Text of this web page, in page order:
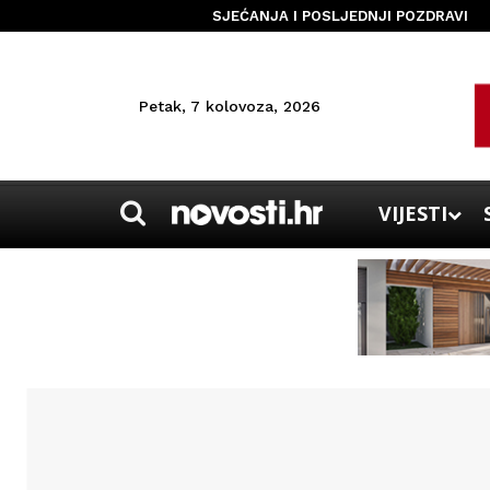
SJEĆANJA I POSLJEDNJI POZDRAVI
Petak, 7 kolovoza, 2026
VIJESTI